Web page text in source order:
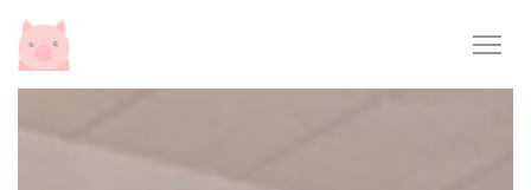
Painel de Gerenciamento de Cookies